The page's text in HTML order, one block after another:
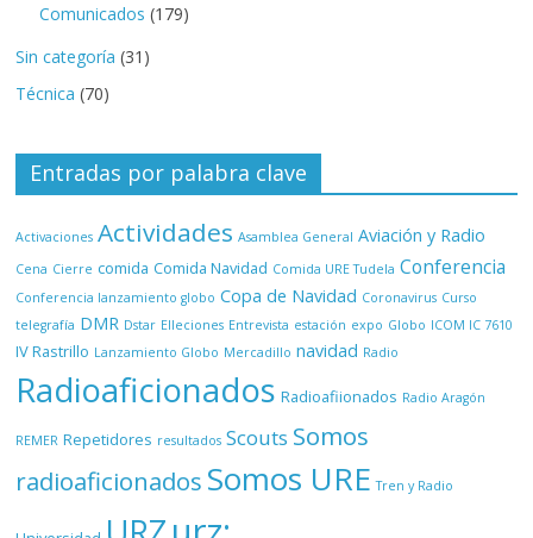
Comunicados (179)
Sin categoría (31)
Técnica (70)
Entradas por palabra clave
Activaciones Actividades Asamblea General Aviación y Radio
Cena Cierre comida Comida Navidad Comida URE Tudela Conferencia
Conferencia lanzamiento globo Copa de Navidad Coronavirus Curso
telegrafía DMR Dstar Elleciones Entrevista estación expo Globo ICOM IC 7610
IV Rastrillo Lanzamiento Globo Mercadillo navidad Radio
Radioaficionados Radioafiionados Radio Aragón
REMER Repetidores resultados Scouts Somos
radioaficionados Somos URE Tren y Radio